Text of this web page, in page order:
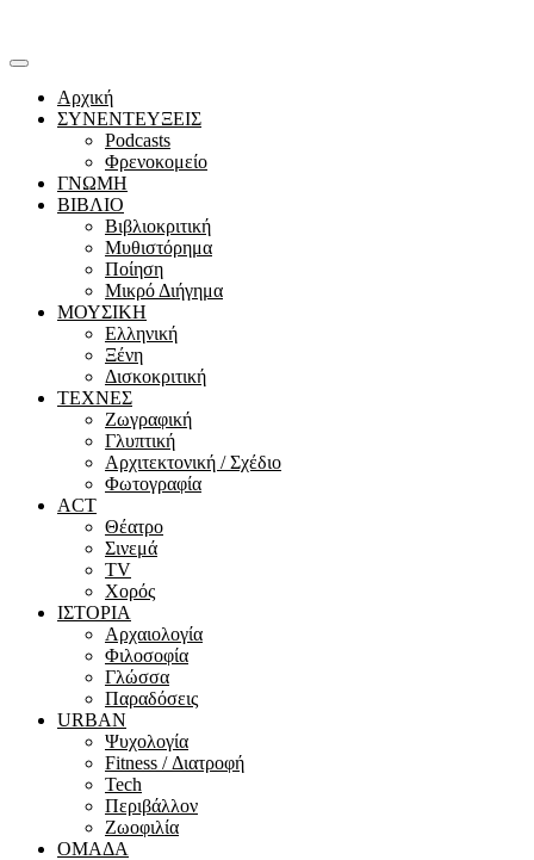
Αρχική
ΣΥΝΕΝΤΕΥΞΕΙΣ
Podcasts
Φρενοκομείο
ΓΝΩΜΗ
ΒΙΒΛΙΟ
Βιβλιοκριτική
Μυθιστόρημα
Ποίηση
Μικρό Διήγημα
ΜΟΥΣΙΚΗ
Ελληνική
Ξένη
Δισκοκριτική
ΤΕΧΝΕΣ
Ζωγραφική
Γλυπτική
Αρχιτεκτονική / Σχέδιο
Φωτογραφία
ACT
Θέατρο
Σινεμά
ΤV
Χορός
ΙΣΤΟΡΙΑ
Αρχαιολογία
Φιλοσοφία
Γλώσσα
Παραδόσεις
URBAN
Ψυχολογία
Fitness / Διατροφή
Tech
Περιβάλλον
Ζωοφιλία
ΟΜΑΔΑ